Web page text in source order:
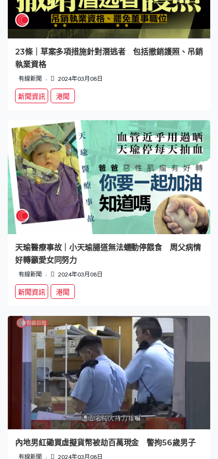
23條｜草案多項措施針對潛逃者 包括撤銷護照、吊銷
執業資格
有線新聞 2024年03月08日
新聞資訊 港聞
天瑜醫療事故｜小天瑜腸道無法蠕動停餵食 周父病情
好轉籲愛女同努力
有線新聞 2024年03月08日
新聞資訊 港聞
內地男紅磡買虛擬貨幣被劫百萬現金 警拘56歲男子
有線新聞 2024年03月08日